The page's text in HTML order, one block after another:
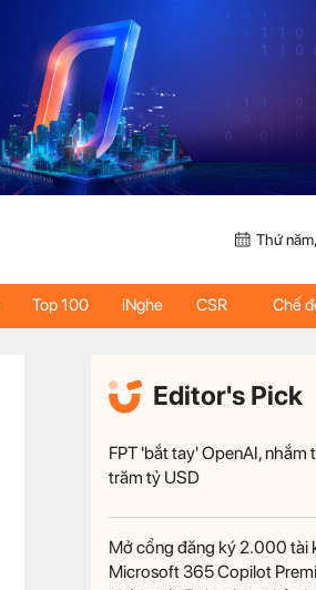
Thứ
Top 100 iNghe CSR Chế
Editor's Pick
FPT 'bắt tay' OpenAI, nhắm
trăm tỷ USD
Mở cổng đăng ký 2.000 tài
Microsoft 365 Copilot